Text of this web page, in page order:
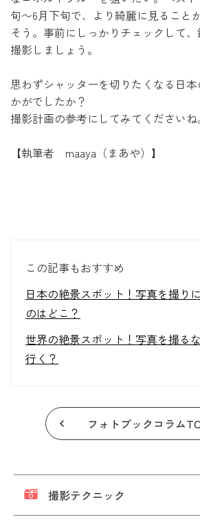
旬〜6月下旬で、より綺麗に見ること
そう。事前にしっかりチェックして
撮影しましょう。
思わずシャッターを切りたくなる日
かがでしたか？
撮影計画の参考にしてみてくださいね
【執筆者 maaya（まあや）】
この記事もおすすめ
日本の絶景スポット！写真を撮り
のはどこ？
世界の絶景スポット！写真を撮る
行く？
フォトブックコラム
撮影テクニック